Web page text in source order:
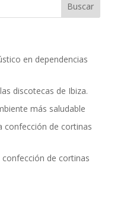
en dependencias
discotecas de Ibiza.
más saludable
confección de cortinas
de cortinas